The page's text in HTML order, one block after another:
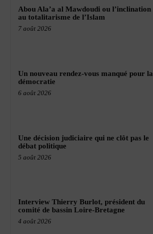
Abou Ala’a al Mawdoudi ou l’inclination
au totalitarisme de l’Islam
7 août 2026
Un nouveau rendez-vous manqué pour la
démocratie
6 août 2026
Une décision judiciaire qui ne clôt pas le
débat politique
5 août 2026
Interview Thierry Burlot, président du
comité de bassin Loire-Bretagne
4 août 2026